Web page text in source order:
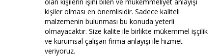
kişiler olması en önemlisidir. Sadece kaliteli
malzemenin bulunması bu konuda yeterli
olmayacaktır. Size kalite ile birlikte mükemmel işçilik
ve kurumsal çalışan firma anlayışı ile hizmet
veriyoruz.